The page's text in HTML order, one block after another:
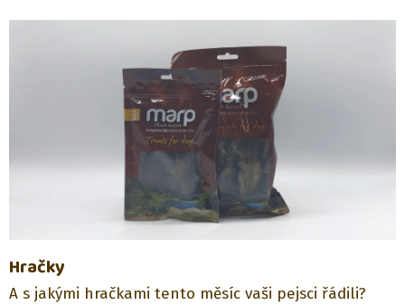
Hračky
A s jakými hračkami tento měsíc vaši pejsci řádili?